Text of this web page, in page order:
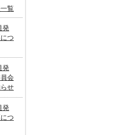
覧
発
つ
発
会
せ
発
つ